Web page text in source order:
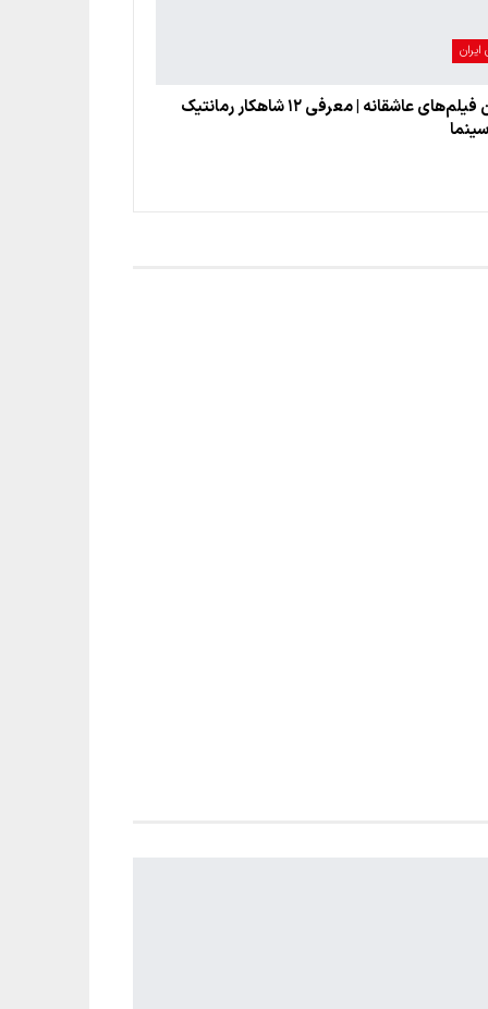
بهترین فیلم‌های عاشقانه | معرفی ۱۲ شاهکار رمانتیک